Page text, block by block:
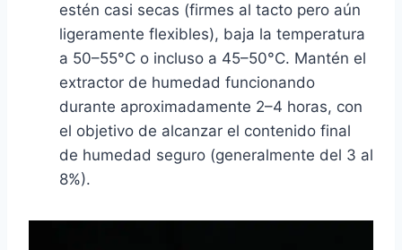
estén casi secas (firmes al tacto pero aún
ligeramente flexibles), baja la temperatura
a 50–55°C o incluso a 45–50°C. Mantén el
extractor de humedad funcionando
durante aproximadamente 2–4 horas, con
el objetivo de alcanzar el contenido final
de humedad seguro (generalmente del 3 al
8%).